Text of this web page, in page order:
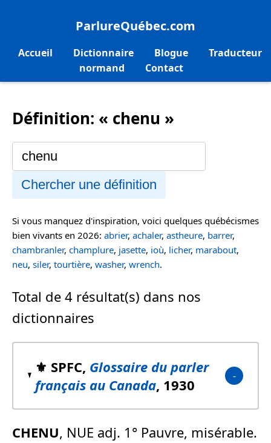
ParlureQuébec.com
Accueil Dictionnaire Blogue
Traducteur
normand
Contact
Définition: « chenu »
Chercher une définition
Si vous manquez d'inspiration, voici quelques québécismes
bien vivants en 2026: abrier, achaler, astheure, barrer,
chambranler, champlure, jasette, ioù, licher, marabout,
neu, siler, tourtière, washer, wrench.
Total de 4 résultat(s) dans nos
dictionnaires
⚜️ SPFC, Glossaire du parler
français au Canada, 1930
CHENU, NUE adj. 1° Pauvre, misérable.